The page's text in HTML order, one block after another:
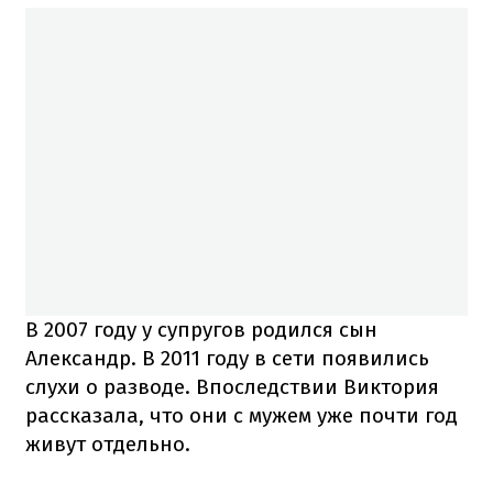
В 2007 году у супругов родился сын
Александр. В 2011 году в сети появились
слухи о разводе. Впоследствии Виктория
рассказала, что они с мужем уже почти год
живут отдельно.